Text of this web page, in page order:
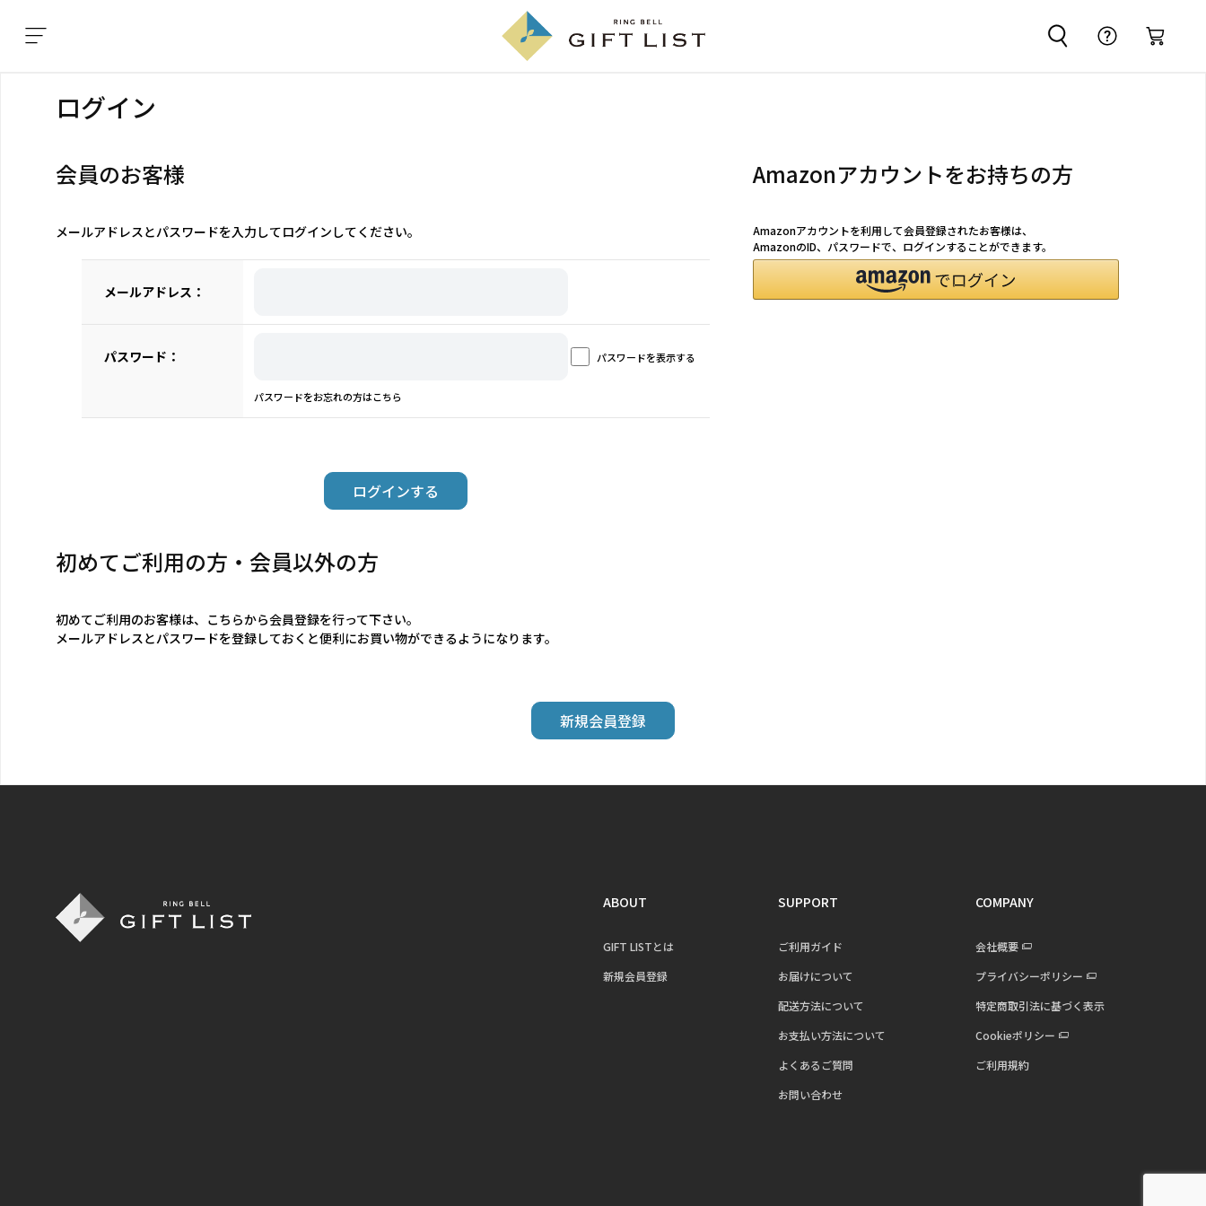
ログイン
会員のお客様
メールアドレスとパスワードを入力してログインしてください。
メールアドレス：
パスワード： パスワードを表示する
パスワードをお忘れの方はこちら
Amazonアカウントをお持ちの方
Amazonアカウントを利用して会員登録されたお客様は、
AmazonのID、パスワードで、ログインすることができます。
初めてご利用の方・会員以外の方
初めてご利用のお客様は、こちらから会員登録を行って下さい。
メールアドレスとパスワードを登録しておくと便利にお買い物ができるようになります。
ABOUT
GIFT LISTとは
新規会員登録
SUPPORT
ご利用ガイド
お届けについて
配送方法について
お支払い方法について
よくあるご質問
お問い合わせ
COMPANY
会社概要
プライバシーポリシー
特定商取引法に基づく表示
Cookieポリシー
ご利用規約